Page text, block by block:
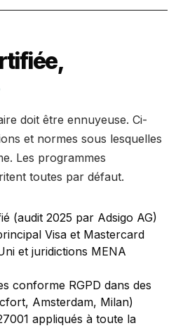
doit être ennuyeuse. Ci-
et normes sous lesquelles
Les programmes
toutes par défaut.
(audit 2025 par Adsigo AG)
Visa et Mastercard
et juridictions MENA
conforme RGPD dans des
Amsterdam, Milan)
appliqués à toute la